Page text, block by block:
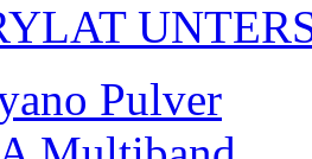
Pulver